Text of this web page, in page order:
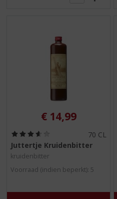
€ 14,99
3
,
5
70 CL
Juttertje Kruidenbitter
kruidenbitter
Voorraad (indien beperkt): 5